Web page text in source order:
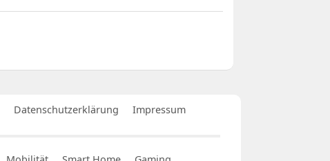
Datenschutzerklärung
Impressum